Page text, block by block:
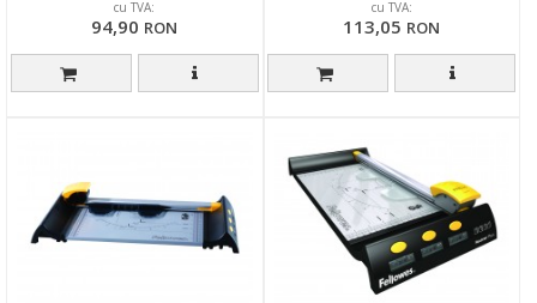
cu TVA:
94,90 RON
cu TVA:
113,05 RON